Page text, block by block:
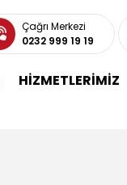
Çağrı Merkezi
0232 999 19 19
HİZMETLERİMİZ